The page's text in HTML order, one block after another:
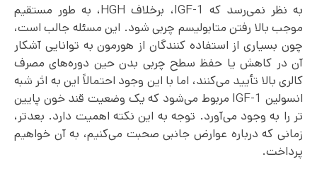
به نظر نمی‌رسد که IGF-1، برخلاف HGH، به طور مستقیم
موجب بالا رفتن متابولیسم چربی شود. این مسئله جالب است،
چون بسیاری از استفاده کنندگان از هورمون به توانایی آشکار
آن در کاهش یا حفظ سطح چربی بدن حین دوره‌های مصرف
کالری بالا تأیید می‌کنند، اما با این وجود احتمالاً این به اثر شبه
انسولین IGF-1 مربوط می‌شود که یک وضعیت قند خون پایین
تر را به وجود می‌آورد. توجه به این نکته اهمیت دارد. بعدتر،
زمانی که درباره عوارض جانبی صحبت می‌کنیم، به آن خواهیم
پرداخت.